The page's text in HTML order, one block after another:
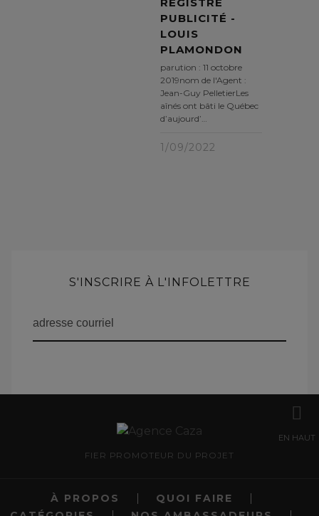
PUBLICITÉ -
LOUIS
PLAMONDON
parution : 11 octobre
2019nom de l'Agent :
Jean-Guy PelletierLes
aînés ont bâti le Québec
d’aujourd’…
1/09/2022
S'INSCRIRE À L'INFOLETTRE
EN HAUT
FIER PROMOTEUR DU PROJET
À PROPOS
QUOI FAIRE